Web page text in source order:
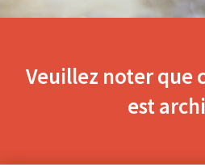
Veuillez noter que
est